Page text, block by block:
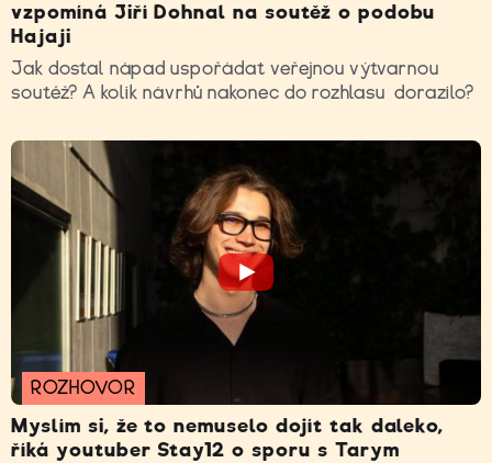
vzpomíná Jiří Dohnal na soutěž o podobu
Hajaji
Jak dostal nápad uspořádat veřejnou výtvarnou
soutěž? A kolik návrhů nakonec do rozhlasu dorazilo?
ROZHOVOR
Myslím si, že to nemuselo dojít tak daleko,
říká youtuber Stay12 o sporu s Tarym